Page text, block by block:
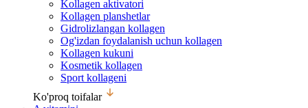
Kollagen aktivatori
Kollagen planshetlar
Gidrolizlangan kollagen
Og'izdan foydalanish uchun kollagen
Kollagen kukuni
Kosmetik kollagen
Sport kollageni
Ko'proq toifalar